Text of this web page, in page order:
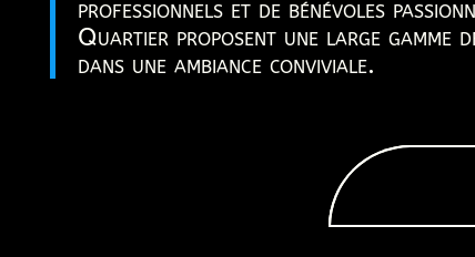
professionnels et de bénévoles
Quartier proposent une large gamme
dans une ambiance conviviale.